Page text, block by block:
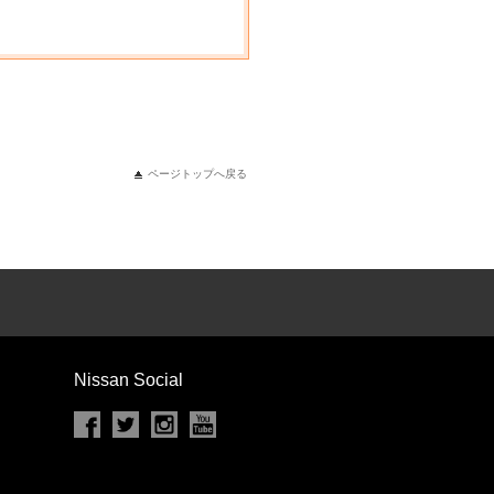
ページトップへ戻る
Nissan Social